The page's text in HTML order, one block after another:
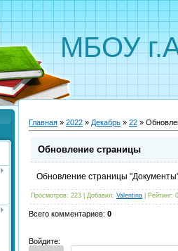
МБОУ
Главная » 2022 » Декабрь » 22 »
Обновление страницы
Обновление страницы
Просмотров: 223 Добавил: Valentina Рейтинг:
Всего комментариев: 0
Войдите: